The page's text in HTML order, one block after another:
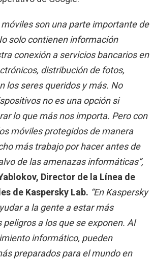
móviles son una parte importante de
solo contienen información
conexión a servicios bancarios en
distribución de fotos,
los seres queridos y más. No
no es una opción si
lo que más nos importa. Pero con
móviles protegidos de manera
más trabajo por hacer antes de
de las amenazas informáticas”,
Director de la Línea de
de Kaspersky Lab. “En Kaspersky
a la gente a estar más
peligros a los que se exponen. Al
informático, pueden
preparados para el mundo en